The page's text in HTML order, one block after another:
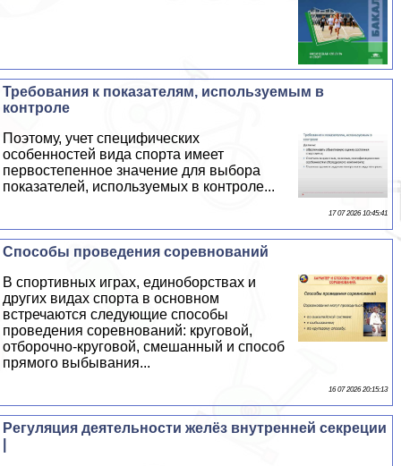
Требования к показателям, используемым в
контроле
Поэтому, учет специфических
особенностей вида спорта имеет
первостепенное значение для выбора
показателей, используемых в контроле...
17 07 2026 10:45:41
Способы проведения соревнований
В спортивных играх, единоборствах и
других видах спорта в основном
встречаются следующие способы
проведения соревнований: круговой,
отборочно-круговой, смешанный и способ
прямого выбывания...
16 07 2026 20:15:13
Регуляция деятельности желёз внутренней секреции